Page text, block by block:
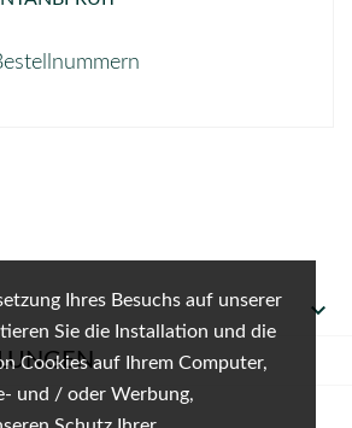
Ihres Besuchs auf unserer
Sie die Installation und die
Cookies auf Ihrem Computer,
und / oder Werbung,
